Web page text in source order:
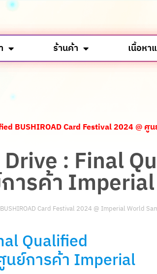
ร้านค้า เนื้อหา
BUSHIROAD Card Festival 2024 @
: Final
ารค้า
BUSHIROAD Card Festival 2024 @ Imperial World
Qualified
นย์การค้า Imperial